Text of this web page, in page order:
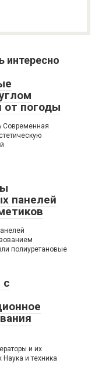
от погоды
Современная
панелей
полиуретановые
с
и их
и техника